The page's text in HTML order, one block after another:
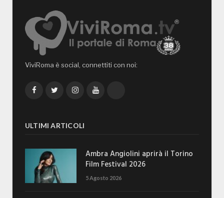
ViviRoma è social, connettiti con noi:
FacebookTwitterInstagramYouTube
ULTIMI ARTICOLI
Ambra Angiolini aprirà il Torino
Film Festival 2026
5 Agosto 2026